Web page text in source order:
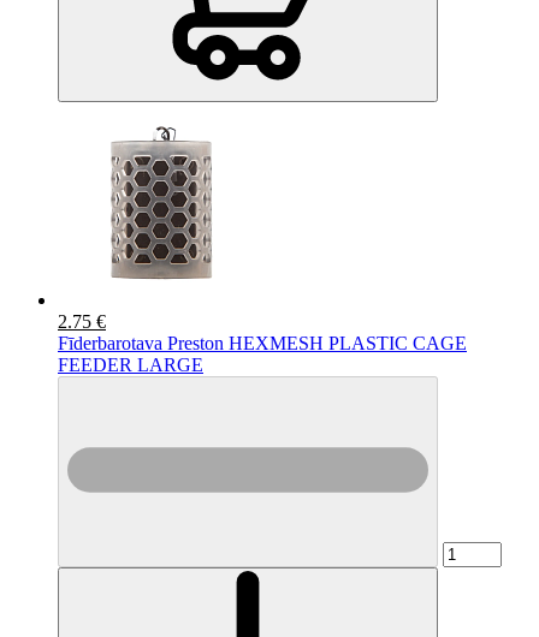
2.75 €
Fīderbarotava Preston HEXMESH PLASTIC CAGE
FEEDER LARGE